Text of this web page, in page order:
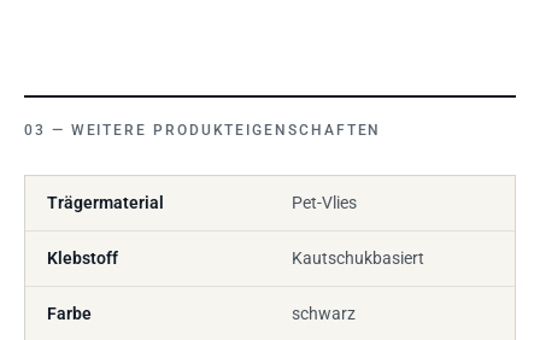
WEITERE PRODUKTEIGENSCHAFTEN
Trägermaterial Pet-Vlies
Klebstoff Kautschukbasiert
Farbe schwarz